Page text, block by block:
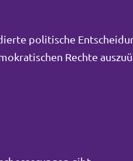
politische
Rechte